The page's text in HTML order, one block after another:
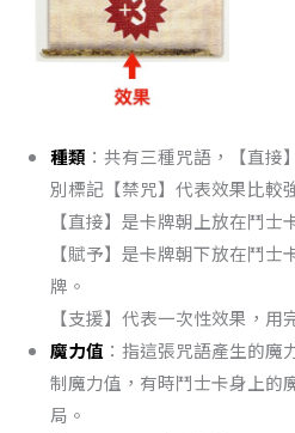
種類 ：共有三種咒語，【直接
別標記【禁咒】代表效果比較
【直接】是卡牌朝上放在鬥士
【賦予】是卡牌朝下放在鬥
牌。
【支援】代表一次性效果，用
魔力值 ：指這張咒語產生的魔
制魔力值，有時鬥士卡身上的
局。